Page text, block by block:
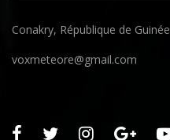
Conakry, République de Guinée
voxmeteore@gmail.com